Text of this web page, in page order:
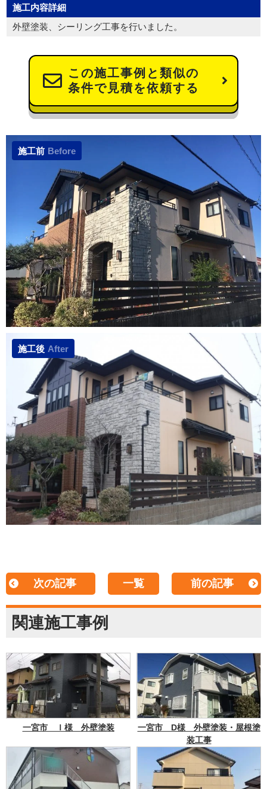
施工内容詳細
外壁塗装、シーリング工事を行いました。
この施工事例と類似の
条件で見積を依頼する
施工前 Before
施工後 After
次の記事 一覧 前の記事
関連施工事例
一宮市 Ｉ様 外壁塗装
一宮市 D様 外壁塗装・屋根塗
装工事